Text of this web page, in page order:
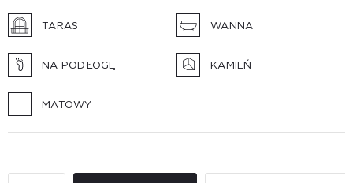
TARAS WANNA
NA PODŁOGĘ KAMIEŃ
MATOWY